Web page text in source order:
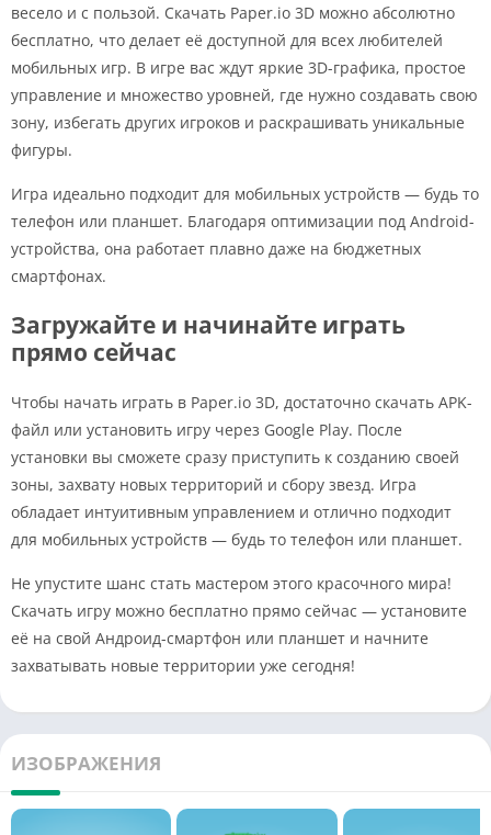
весело и с пользой. Скачать Paper.io 3D можно абсолютно
бесплатно, что делает её доступной для всех любителей
мобильных игр. В игре вас ждут яркие 3D-графика, простое
управление и множество уровней, где нужно создавать свою
зону, избегать других игроков и раскрашивать уникальные
фигуры.
Игра идеально подходит для мобильных устройств — будь то
телефон или планшет. Благодаря оптимизации под Android-
устройства, она работает плавно даже на бюджетных
смартфонах.
Загружайте и начинайте играть
прямо сейчас
Чтобы начать играть в Paper.io 3D, достаточно скачать APK-
файл или установить игру через Google Play. После
установки вы сможете сразу приступить к созданию своей
зоны, захвату новых территорий и сбору звезд. Игра
обладает интуитивным управлением и отлично подходит
для мобильных устройств — будь то телефон или планшет.
Не упустите шанс стать мастером этого красочного мира!
Скачать игру можно бесплатно прямо сейчас — установите
её на свой Андроид-смартфон или планшет и начните
захватывать новые территории уже сегодня!
ИЗОБРАЖЕНИЯ